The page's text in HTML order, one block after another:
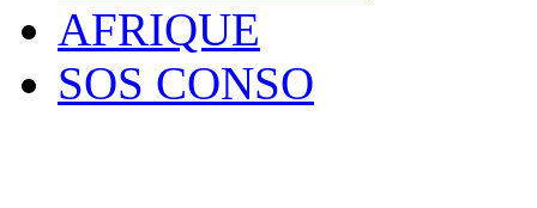
AFRIQUE
SOS CONSO